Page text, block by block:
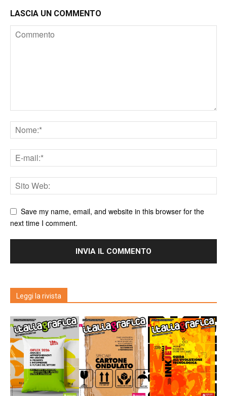
LASCIA UN COMMENTO
Save my name, email, and website in this browser for the
next time I comment.
Leggi la rivista